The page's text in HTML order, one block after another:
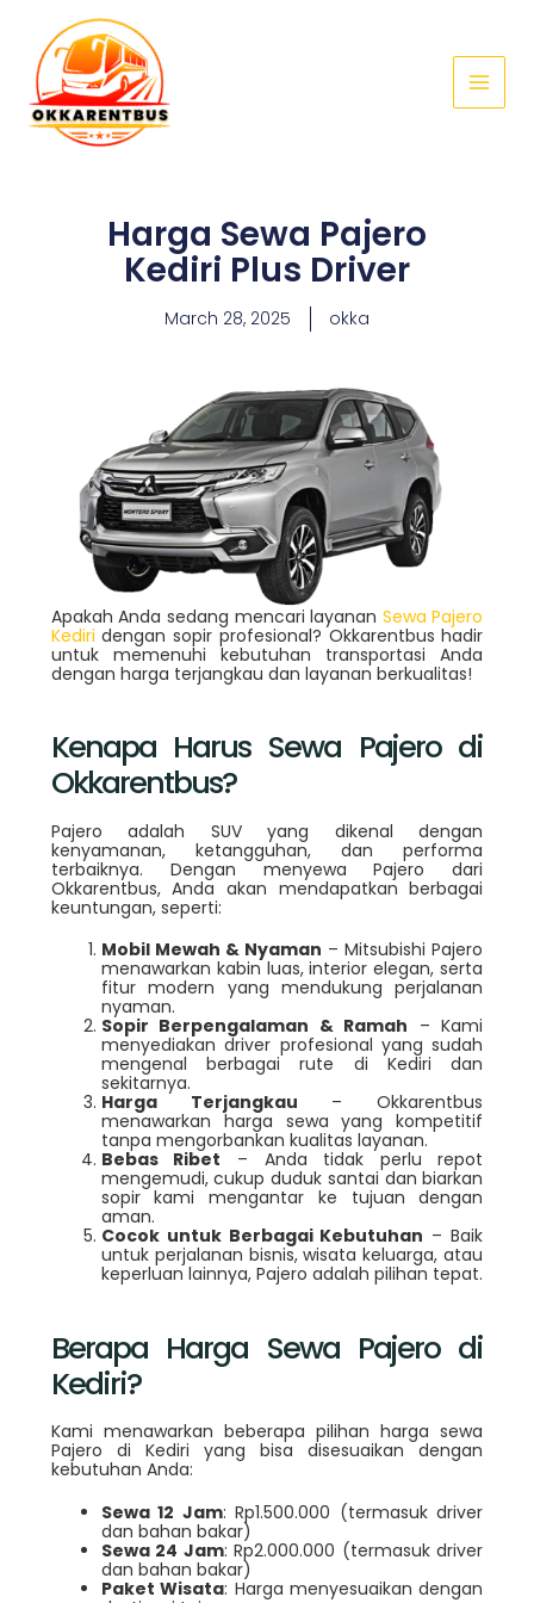
content
Menu
Harga Sewa Pajero
Kediri Plus Driver
March 28, 2025 okka
Apakah Anda sedang mencari layanan Sewa Pajero
Kediri dengan sopir profesional? Okkarentbus hadir
untuk memenuhi kebutuhan transportasi Anda
dengan harga terjangkau dan layanan berkualitas!
Kenapa Harus Sewa Pajero di
Okkarentbus?
Pajero adalah SUV yang dikenal dengan
kenyamanan, ketangguhan, dan performa
terbaiknya. Dengan menyewa Pajero dari
Okkarentbus, Anda akan mendapatkan berbagai
keuntungan, seperti:
Mobil Mewah & Nyaman – Mitsubishi Pajero
menawarkan kabin luas, interior elegan, serta
fitur modern yang mendukung perjalanan
nyaman.
Sopir Berpengalaman & Ramah – Kami
menyediakan driver profesional yang sudah
mengenal berbagai rute di Kediri dan
sekitarnya.
Harga Terjangkau – Okkarentbus
menawarkan harga sewa yang kompetitif
tanpa mengorbankan kualitas layanan.
Bebas Ribet – Anda tidak perlu repot
mengemudi, cukup duduk santai dan biarkan
sopir kami mengantar ke tujuan dengan
aman.
Cocok untuk Berbagai Kebutuhan – Baik
untuk perjalanan bisnis, wisata keluarga, atau
keperluan lainnya, Pajero adalah pilihan tepat.
Berapa Harga Sewa Pajero di
Kediri?
Kami menawarkan beberapa pilihan harga sewa
Pajero di Kediri yang bisa disesuaikan dengan
kebutuhan Anda:
Sewa 12 Jam: Rp1.500.000 (termasuk driver
dan bahan bakar)
Sewa 24 Jam: Rp2.000.000 (termasuk driver
dan bahan bakar)
Paket Wisata: Harga menyesuaikan dengan